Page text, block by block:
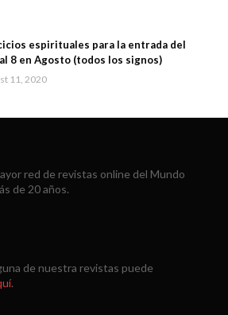
espirituales para la entrada del
8 en Agosto (todos los signos)
11, 2020
red de revistas online del Mundo
de 20 años.
de nuestra revistas puede
.